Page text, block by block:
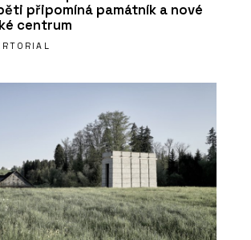
Vila 63
připomíná památník a nové
centrum